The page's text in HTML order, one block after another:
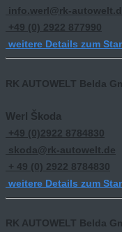
info.werl@rk-
+49 (0) 2922 877990
weitere Details zum
RK AUTOWELT Belda
Werl Škoda
+49 (0)2922 8784830
skoda@rk-autowelt.de
+ 49 (0) 2922 8784830
weitere Details zum
RK AUTOWELT Belda